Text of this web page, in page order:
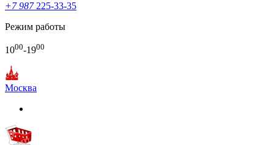
+7 987225-33-35
Режим работы
1000-1900
Москва